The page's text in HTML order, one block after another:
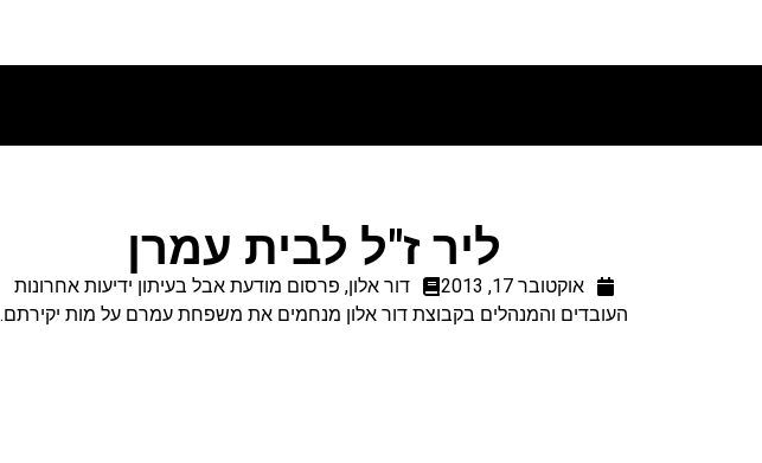
ליר ז"ל לבית עמרן
אוקטובר 17, 2013 דור אלון, פרסום מודעת אבל בעיתון ידיעות אחרונות
העובדים והמנהלים בקבוצת דור אלון מנחמים את משפחת עמרם על מות יקירתם.